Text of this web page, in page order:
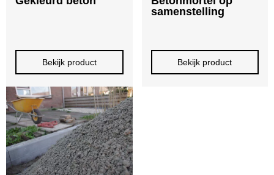
Bekijk product
samenstelling
Bekijk product